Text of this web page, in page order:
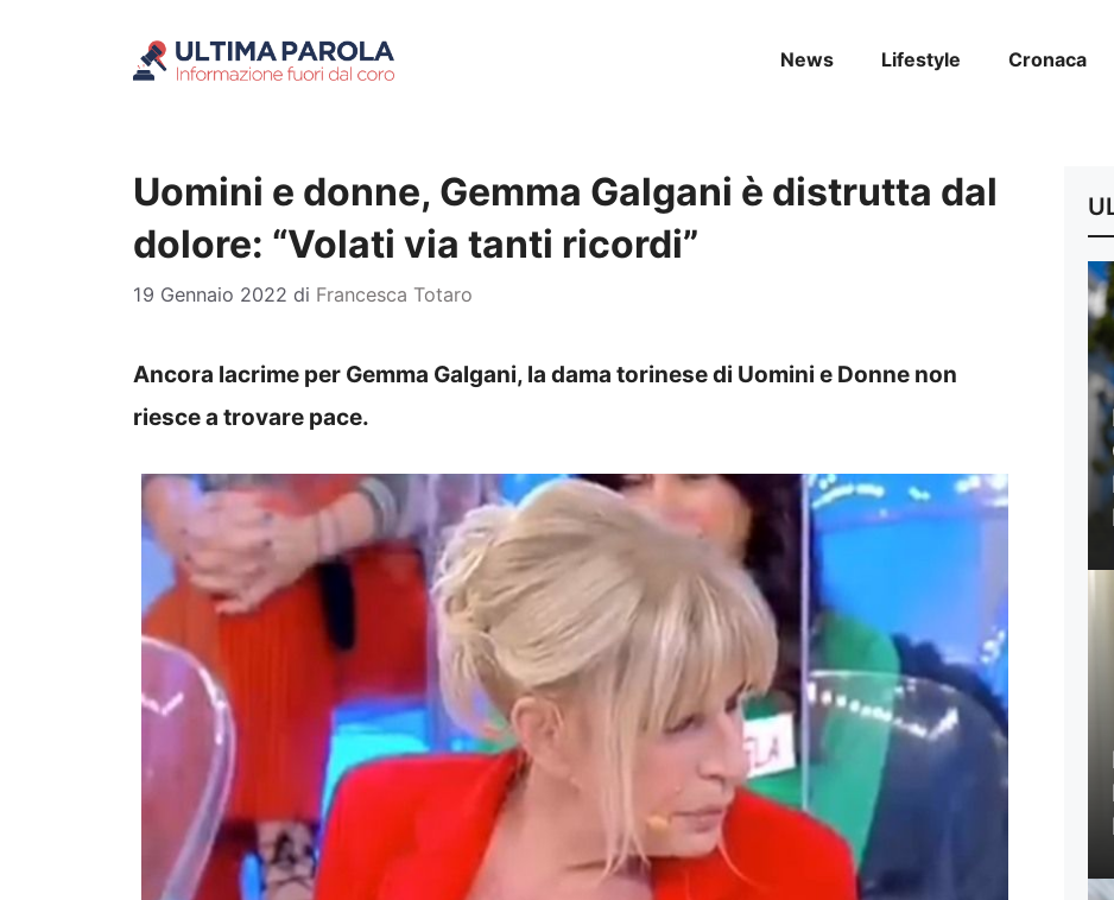
News Lifestyle Cronaca
Uomini e donne, Gemma Galgani è distrutta dal
dolore: “Volati via tanti ricordi”
19 Gennaio 2022 di Francesca Totaro
Ancora lacrime per Gemma Galgani, la dama torinese di Uomini e Donne non
riesce a trovare pace.